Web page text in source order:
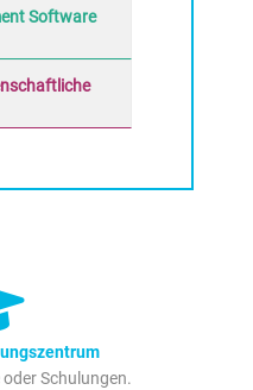
Software
Schulungen.